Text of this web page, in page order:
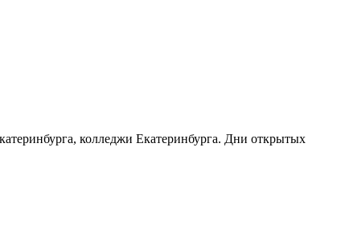
колледжи Екатеринбурга. Дни открытых